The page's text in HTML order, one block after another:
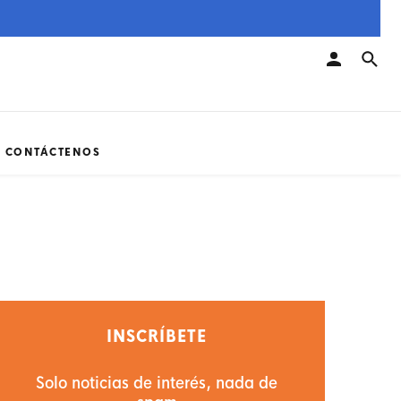
CONTÁCTENOS
INSCRÍBETE
Solo noticias de interés, nada de